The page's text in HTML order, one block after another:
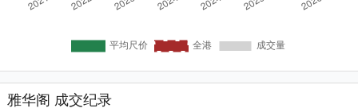
雅华阁 成交纪录